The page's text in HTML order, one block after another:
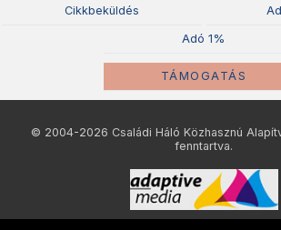
Cikkbeküldés
Adó 1%
TÁMOGATÁS
© 2004-2026 Családi Háló Közhasznú
fenntartva.